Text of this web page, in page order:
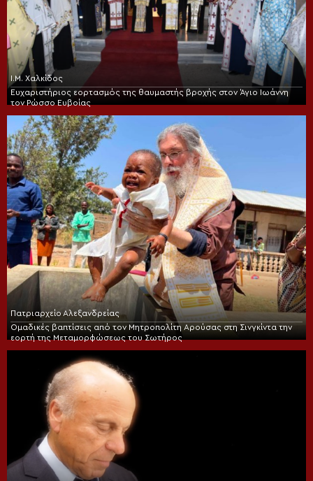
Ι.Μ. Χαλκίδος
Ευχαριστήριος εορτασμός της θαυμαστής βροχής στον Άγιο Ιωάννη
τον Ρώσσο Ευβοίας
Πατριαρχείο Αλεξανδρείας
Ομαδικές βαπτίσεις από τον Μητροπολίτη Αρούσας στη Σινγκίντα την
εορτή της Μεταμορφώσεως του Σωτήρος